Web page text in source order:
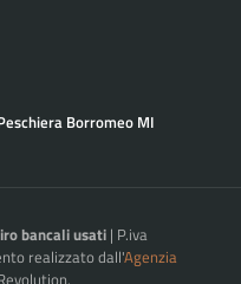
Borromeo MI
bancali usati| P.iva
realizzato dall'Agenzia